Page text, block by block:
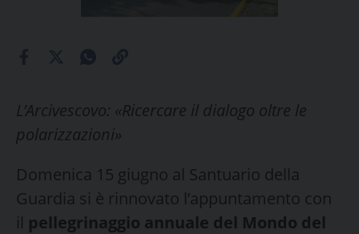
L’Arcivescovo: «Ricercare il dialogo oltre le
polarizzazioni»
Domenica 15 giugno al Santuario della
Guardia si è rinnovato l’appuntamento con
il pellegrinaggio annuale del Mondo del